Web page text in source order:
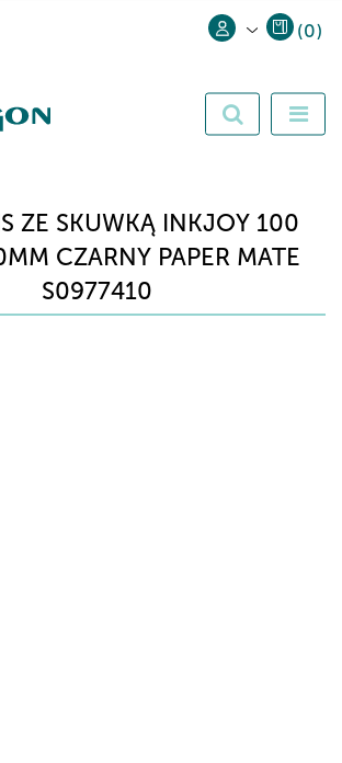
Zarejestruj się
(0)
ZE SKUWKĄ INKJOY 100
CZARNY PAPER MATE
S0977410